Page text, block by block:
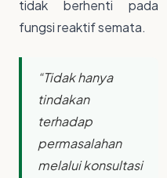
tidak berhenti pada
fungsi reaktif semata.
“Tidak hanya
tindakan
terhadap
permasalahan
melalui konsultasi